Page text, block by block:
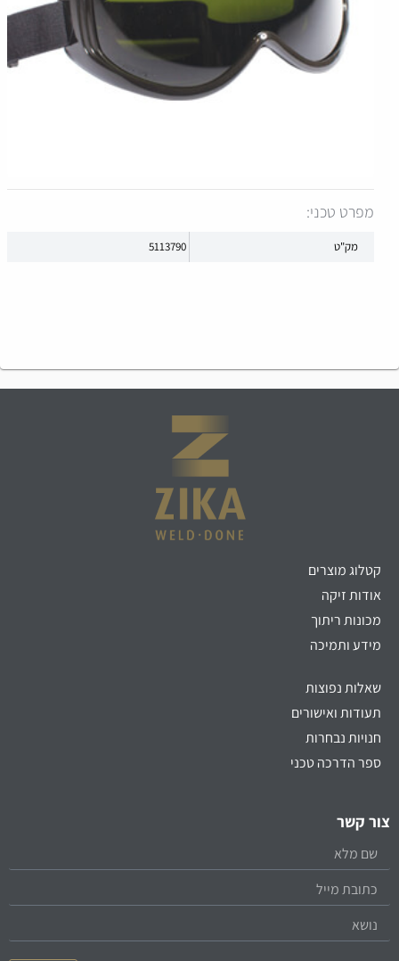
מפרט טכני:
מק"ט
קטלוג מוצרים
אודות זיקה
מכונות ריתוך
מידע ותמיכה
שאלות נפוצות
תעודות ואישורים
חנויות נבחרות
ספר הדרכה טכני
צור קשר